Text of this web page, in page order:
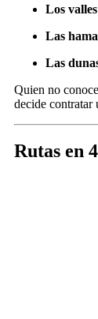
Los
Las
Las
Quien no
decide
Rutas en